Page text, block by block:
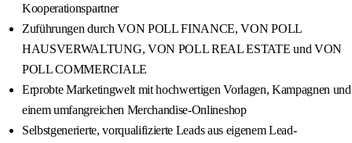
Kooperationspartner
Zuführungen durch VON POLL FINANCE, VON POLL
HAUSVERWALTUNG, VON POLL REAL ESTATE und VON
POLL COMMERCIALE
Erprobte Marketingwelt mit hochwertigen Vorlagen, Kampagnen und
einem umfangreichen Merchandise-Onlineshop
Selbstgenerierte, vorqualifizierte Leads aus eigenem Lead-